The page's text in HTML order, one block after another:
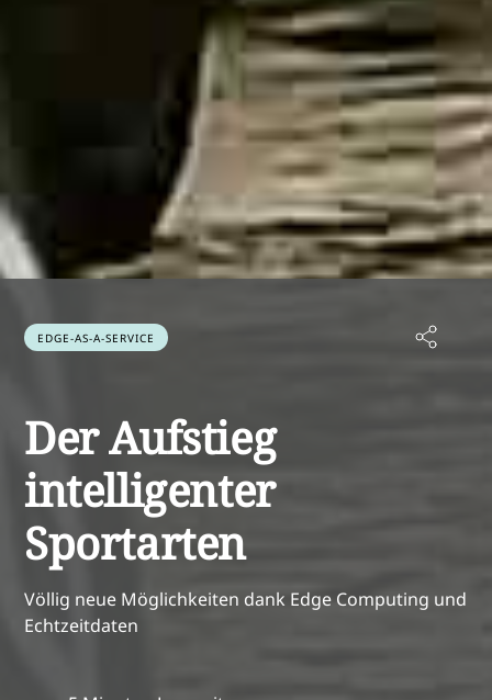
EDGE-AS-A-SERVICE
Der Aufstieg
intelligenter
Sportarten
Völlig neue Möglichkeiten dank Edge Computing und
Echtzeitdaten